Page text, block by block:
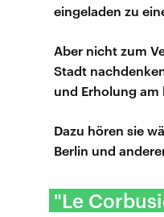
eingeladen zu
Aber nicht zum
Stadt
und Erholung
Dazu hören sie
Berlin und
"Le